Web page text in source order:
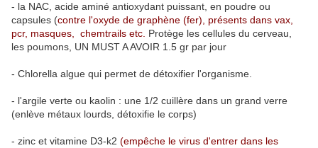
- la NAC, acide aminé antioxydant puissant, en poudre ou
capsules (contre l'oxyde de graphène (fer), présents dans vax,
pcr, masques, chemtrails etc. Protège les cellules du cerveau,
les poumons, UN MUST A AVOIR 1.5 gr par jour
- Chlorella algue qui permet de détoxifier l'organisme.
- l'argile verte ou kaolin : une 1/2 cuillère dans un grand verre
(enlève métaux lourds, détoxifie le corps)
- zinc et vitamine D3-k2 (empêche le virus d'entrer dans les